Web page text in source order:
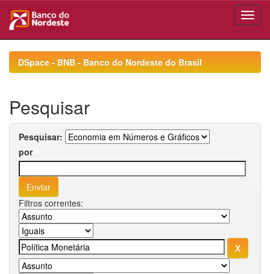
navigationDSpace - BNB - Banco do Nordeste do Brasil
Pesquisar
Pesquisar:
por
Filtros correntes: